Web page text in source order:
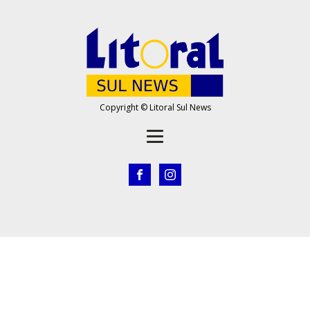
Copyright © Litoral Sul News